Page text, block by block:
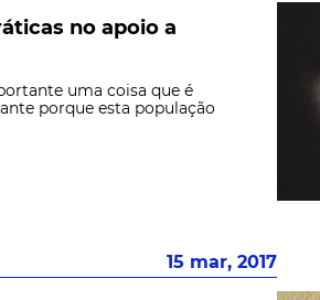
no apoio a
uma coisa que é
porque esta população
15 mar, 2017